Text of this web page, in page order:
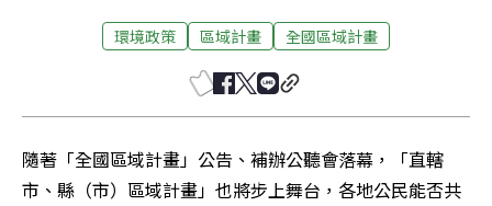
環境政策 區域計畫 全國區域計畫
隨著「全國區域計畫」公告、補辦公聽會落幕，「直轄
市、縣（市）區域計畫」也將步上舞台，各地公民能否共